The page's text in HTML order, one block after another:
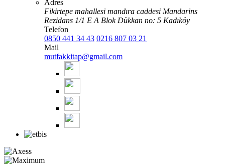
Adres
Fikirtepe mahallesi mandıra caddesi Mandarins
Rezidans 1/1 E A Blok Dükkan no: 5 Kadıköy
Telefon
0850 441 34 43 0216 807 03 21
Mail
mutfakkitap@gmail.com